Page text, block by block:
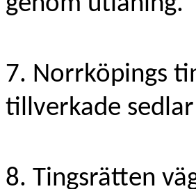
7. Norrköpings
tillverkade
8. Tingsrätten